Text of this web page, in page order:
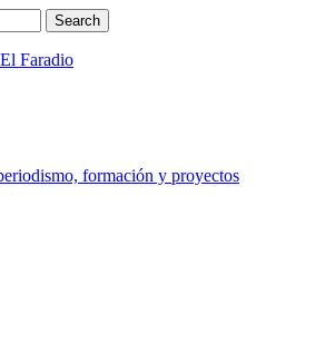
Faradio
formación y proyectos